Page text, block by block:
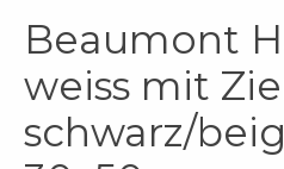
Beaumont
weiss mit
schwarz/